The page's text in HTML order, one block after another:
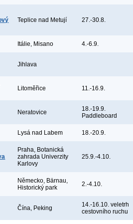
Teplice nad Metují 27.-30.8.
Itálie, Misano 4.-6.9.
Jihlava
Litoměřice 11.-16.9.
Neratovice
18.-19.9.
Paddleboard
Lysá nad Labem 18.-20.9.
Praha, Botanická
zahrada Univerzity
Karlovy
25.9.-4.10.
Německo, Bärnau,
Historický park
2.-4.10.
Čína, Peking
14.-16.10. veletrh
cestovního ruchu